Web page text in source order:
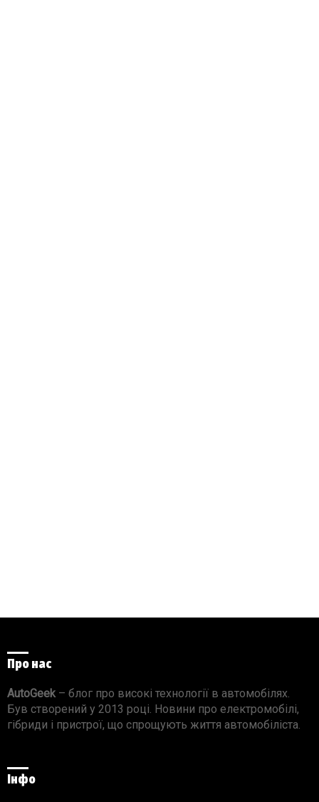
Про нас
AutoGeek– блог про високі технології в автомобілях.
Був створений у 2013 році. Новини про електромобілі,
гібриди і пристрої, що спрощують життя автомобіліста.
Інфо